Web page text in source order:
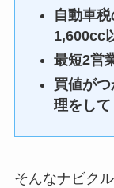
自動車
1,600cc
最短2営
買値が
理をして
そんなナビク